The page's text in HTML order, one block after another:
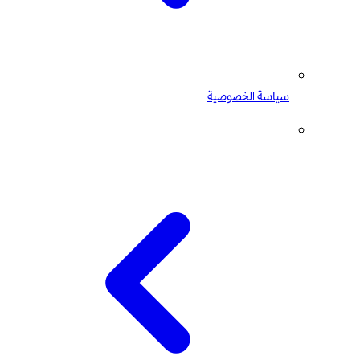
سياسة الخصوصية